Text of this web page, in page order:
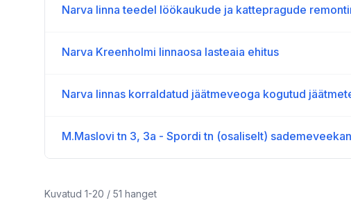
Narva linna teedel löökaukude ja kattepragude
Narva Kreenholmi linnaosa lasteaia ehitus
Narva linnas korraldatud jäätmeveoga kogutud
M.Maslovi tn 3, 3a - Spordi tn (osaliselt)
Kuvatud 1-20 / 51 hanget